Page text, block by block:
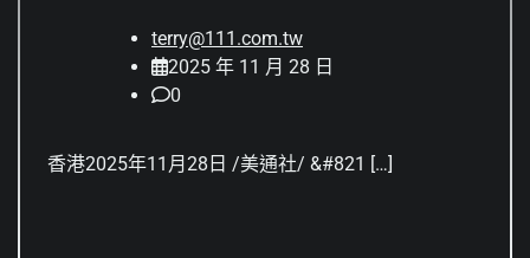
terry@111.com.tw
2025 年 11 月 28 日
0
香港2025年11月28日 /美通社/ &#821 […]